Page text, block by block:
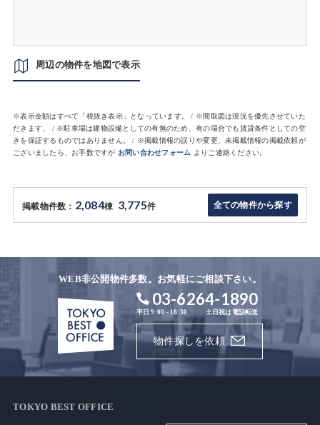
周辺の物件を地図で表示
※表示金額はすべて「税抜き表示」となっています。 / ※間取図は現況を優先させていた
だきます。 / ※駐車場は建物設備としての有無のため、有の場合でも賃貸条件としての空
きを保証するものではありません。 / ※掲載情報の誤りや変更、未掲載情報の掲載依頼が
ございましたら、お手数ですが お問い合わせフォーム よりご連絡ください。
掲載物件数： 2,084棟 3,775件 全ての物件から探す
WEB非公開物件多数。お気軽にご相談下さい。
03-6264-1890
平日 9:00 - 18:30 土日祝は電話転送
物件探しを依頼
TOKYO BEST OFFICE